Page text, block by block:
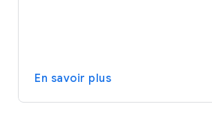
En savoir plus